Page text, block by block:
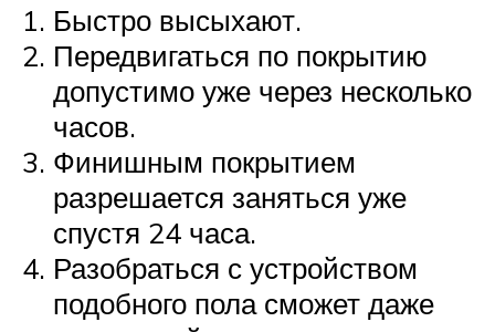
Быстро высыхают.
Передвигаться по покрытию
допустимо уже через несколько
часов.
Финишным покрытием
разрешается заняться уже
спустя 24 часа.
Разобраться с устройством
подобного пола сможет даже